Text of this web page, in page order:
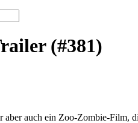
(#381)
aber auch ein Zoo-Zombie-Film,